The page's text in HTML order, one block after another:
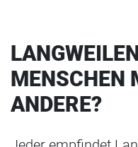
MENSCHEN
ANDERE?